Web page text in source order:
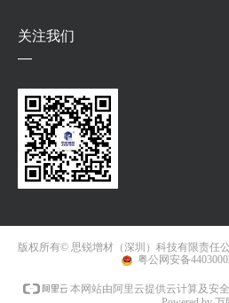
关注我们
—
版权所有© 思锐增材（深圳）科技有限责任
粤公网安备
本网站由阿里云提供云计算及安